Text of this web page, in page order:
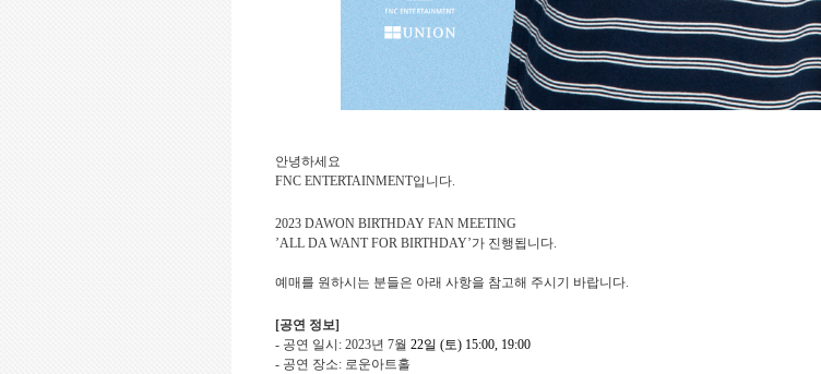
안녕하세요
FNC ENTERTAINMENT입니다.
2023 DAWON BIRTHDAY FAN MEETING
’ALL DA WANT FOR BIRTHDAY’가 진행됩니다.
예매를 원하시는 분들은 아래 사항을 참고해 주시기 바랍니다.
[공연 정보]
- 공연 일시 : 2023년 7월 22일 (토) 15:00, 19:00
- 공연 장소: 로운아트홀